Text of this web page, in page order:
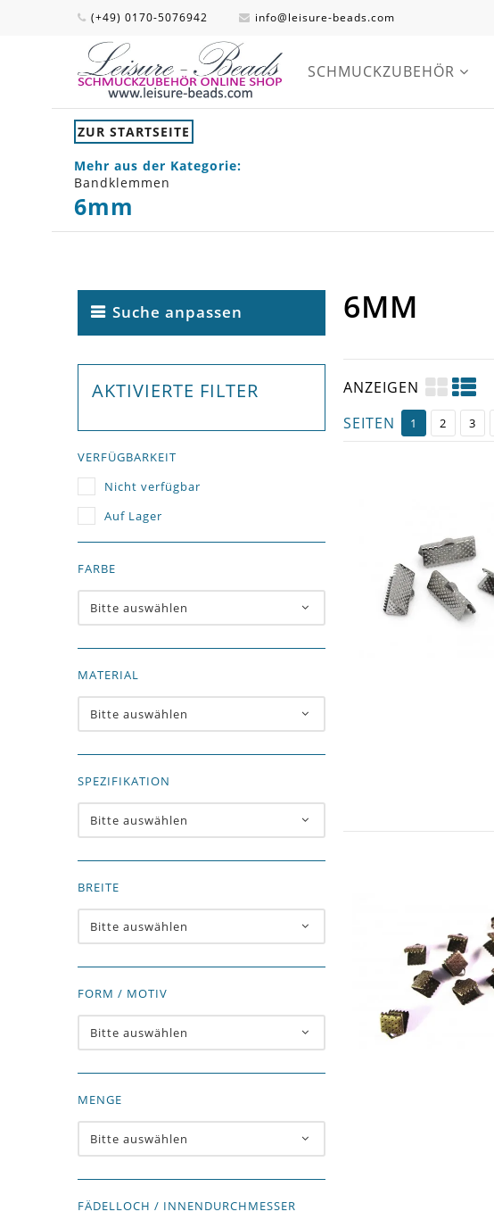
(+49) 0170-5076942 info@leisure-beads.com
SCHMUCKZUBEHÖR
ZUR STARTSEITE
Mehr aus der Kategorie:
Bandklemmen
6mm
Suche anpassen
AKTIVIERTE FILTER
VERFÜGBARKEIT
Nicht verfügbar
Auf Lager
FARBE
Bitte auswählen
MATERIAL
Bitte auswählen
SPEZIFIKATION
Bitte auswählen
BREITE
Bitte auswählen
FORM / MOTIV
Bitte auswählen
MENGE
Bitte auswählen
FÄDELLOCH / INNENDURCHMESSER
6MM
ANZEIGEN
SEITEN 1 2 3